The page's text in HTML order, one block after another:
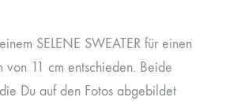
SELENE SWEATER für einen
von 11 cm entschieden. Beide
die Du auf den Fotos abgebildet